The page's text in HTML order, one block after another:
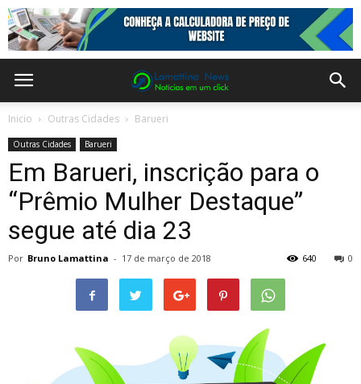
Inicio Outras Cidades Barueri
Outras Cidades Barueri
Em Barueri, inscrição para o
“Prêmio Mulher Destaque”
segue até dia 23
Por Bruno Lamattina - 17 de março de 2018 0
640